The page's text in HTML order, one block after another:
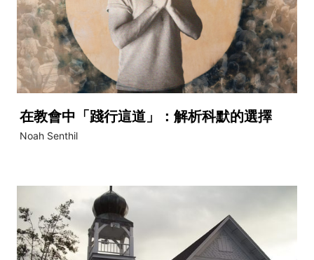
在教會中「踐行這道」：解析科默的選擇
Noah Senthil